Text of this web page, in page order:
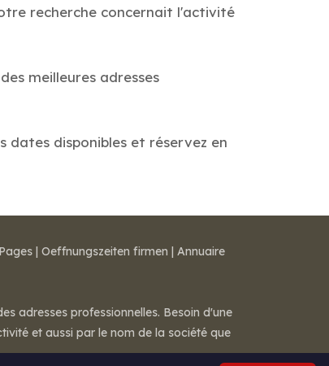
recherche concernait l'activité
meilleures adresses
dates disponibles et réservez en
| Oeffnungszeiten firmen | Annuaire
adresses professionnelles. Besoin d'une
et aussi par le nom de la société que